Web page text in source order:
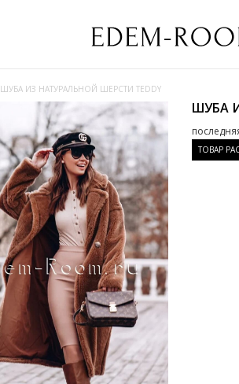
ШУБА ИЗ НАТУРАЛЬНОЙ ШЕРСТИ TEDDY
ШУБА
ТОВАР